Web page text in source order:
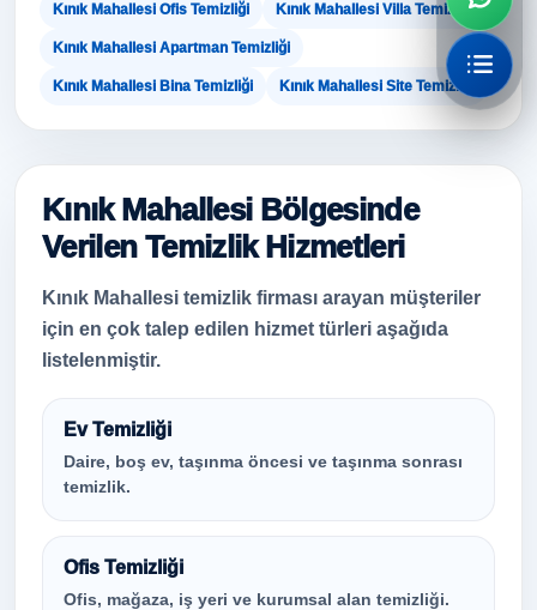
Kınık Mahallesi Ofis Temizliği Kınık Mahallesi Villa Temizliği
Kınık Mahallesi Apartman Temizliği
Kınık Mahallesi Bina Temizliği Kınık Mahallesi Site Temizliği
Kınık Mahallesi Bölgesinde
Verilen Temizlik Hizmetleri
Kınık Mahallesi temizlik firması arayan müşteriler
için en çok talep edilen hizmet türleri aşağıda
listelenmiştir.
Ev Temizliği
Daire, boş ev, taşınma öncesi ve taşınma sonrası
temizlik.
Ofis Temizliği
Ofis, mağaza, iş yeri ve kurumsal alan temizliği.